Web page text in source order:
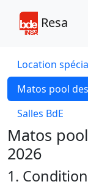
Resa
Location
Matos pool
Salles BdE
Matos
2026
1.